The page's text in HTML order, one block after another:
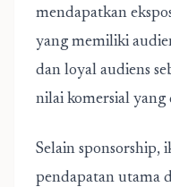
mendapatkan
yang memiliki
dan loyal audiens
nilai komersial
Selain sponsorship,
pendapatan utama